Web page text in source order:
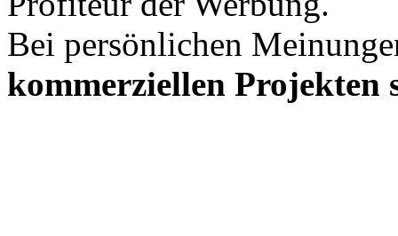
Bei persönlichen
kommerziellen Projekten